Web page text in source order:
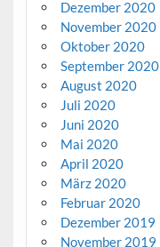
Dezember 2020
November 2020
Oktober 2020
September 2020
August 2020
Juli 2020
Juni 2020
Mai 2020
April 2020
März 2020
Februar 2020
Dezember 2019
November 2019